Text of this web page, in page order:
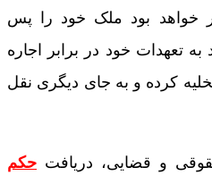
خواهد بود ملک خود را پس
به تعهدات خود در برابر اجاره
کرده و به جای دیگری نقل
و قضایی، دریافت حکم